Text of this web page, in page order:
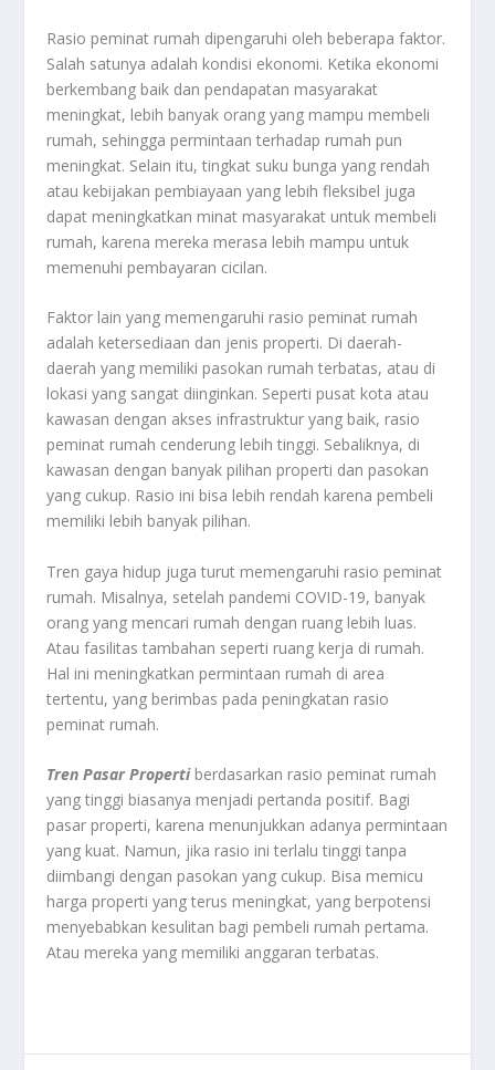
Rasio peminat rumah dipengaruhi oleh beberapa faktor.
Salah satunya adalah kondisi ekonomi. Ketika ekonomi
berkembang baik dan pendapatan masyarakat
meningkat, lebih banyak orang yang mampu membeli
rumah, sehingga permintaan terhadap rumah pun
meningkat. Selain itu, tingkat suku bunga yang rendah
atau kebijakan pembiayaan yang lebih fleksibel juga
dapat meningkatkan minat masyarakat untuk membeli
rumah, karena mereka merasa lebih mampu untuk
memenuhi pembayaran cicilan.
Faktor lain yang memengaruhi rasio peminat rumah
adalah ketersediaan dan jenis properti. Di daerah-
daerah yang memiliki pasokan rumah terbatas, atau di
lokasi yang sangat diinginkan. Seperti pusat kota atau
kawasan dengan akses infrastruktur yang baik, rasio
peminat rumah cenderung lebih tinggi. Sebaliknya, di
kawasan dengan banyak pilihan properti dan pasokan
yang cukup. Rasio ini bisa lebih rendah karena pembeli
memiliki lebih banyak pilihan.
Tren gaya hidup juga turut memengaruhi rasio peminat
rumah. Misalnya, setelah pandemi COVID-19, banyak
orang yang mencari rumah dengan ruang lebih luas.
Atau fasilitas tambahan seperti ruang kerja di rumah.
Hal ini meningkatkan permintaan rumah di area
tertentu, yang berimbas pada peningkatan rasio
peminat rumah.
Tren Pasar Propertiberdasarkan rasio peminat rumah
yang tinggi biasanya menjadi pertanda positif. Bagi
pasar properti, karena menunjukkan adanya permintaan
yang kuat. Namun, jika rasio ini terlalu tinggi tanpa
diimbangi dengan pasokan yang cukup. Bisa memicu
harga properti yang terus meningkat, yang berpotensi
menyebabkan kesulitan bagi pembeli rumah pertama.
Atau mereka yang memiliki anggaran terbatas.